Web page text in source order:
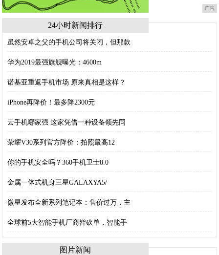
广告
24小时新闻排行
虽然安卓之父的手机公司将关闭，但那款
华为2019最强旗舰曝光：4600m
诺基亚重返手机市场 原来真相是这样？
iPhone再降价！最多降2300元
云手机哪家强 这家凭借一种设备领先同
荣耀V30系列官方降价：拍照最高12
你的手机安全吗？360手机卫士8.0
金属一体式机身三星GALAXYA5/
微星发布全新系列笔记本：售价过万，主
全球前5大智能手机厂商皆砍单，智能手
图片新闻